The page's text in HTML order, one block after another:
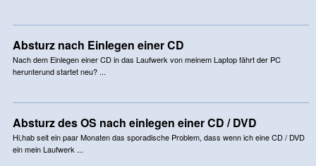
Absturz nach Einlegen einer CD
Nach dem Einlegen einer CD in das Laufwerk von meinem Laptop fährt der PC
herunterund startet neu? ...
Absturz des OS nach einlegen einer CD / DVD
Hi,hab seit ein paar Monaten das sporadische Problem, dass wenn ich eine CD / DVD
ein mein Laufwerk ...